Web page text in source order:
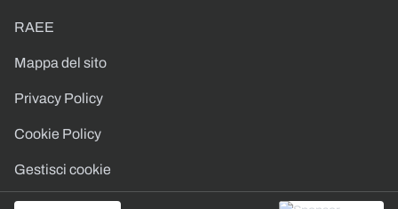
RAEE
Mappa del sito
Privacy Policy
Cookie Policy
Gestisci cookie